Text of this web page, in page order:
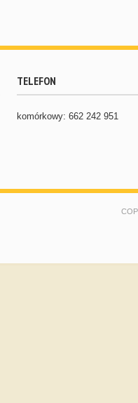
TELEFON
komórkowy: 662 242 951